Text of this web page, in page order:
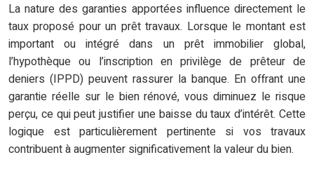
La nature des garanties apportées influence directement le
taux proposé pour un prêt travaux. Lorsque le montant est
important ou intégré dans un prêt immobilier global,
l’hypothèque ou l’inscription en privilège de prêteur de
deniers (IPPD) peuvent rassurer la banque. En offrant une
garantie réelle sur le bien rénové, vous diminuez le risque
perçu, ce qui peut justifier une baisse du taux d’intérêt. Cette
logique est particulièrement pertinente si vos travaux
contribuent à augmenter significativement la valeur du bien.